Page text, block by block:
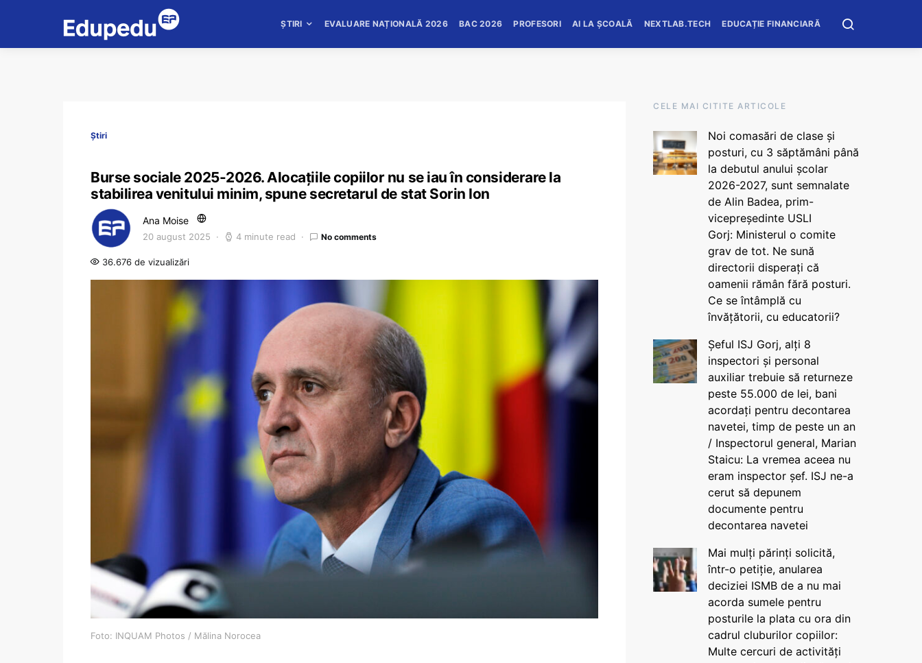
ȘTIRI EVALUARE NAȚIONALĂ 2026 BAC 2026 PROFESORI AI LA ȘCOALĂ NEXTLAB.TECH EDUCAȚIE FINANCIARĂ
Știri
Burse sociale 2025-2026. Alocațiile copiilor nu se iau în considerare la
stabilirea venitului minim, spune secretarul de stat Sorin Ion
Ana Moise
20 august 2025 4 minute read No comments
36.676 de vizualizări
Foto: INQUAM Photos / Mălina Norocea
CELE MAI CITITE ARTICOLE
Noi comasări de clase și
posturi, cu 3 săptămâni până
la debutul anului școlar
2026-2027, sunt semnalate
de Alin Badea, prim-
vicepreședinte USLI
Gorj: Ministerul o comite
grav de tot. Ne sună
directorii disperați că
oamenii rămân fără posturi.
Ce se întâmplă cu
învățătorii, cu educatorii?
Șeful ISJ Gorj, alți 8
inspectori și personal
auxiliar trebuie să returneze
peste 55.000 de lei, bani
acordați pentru decontarea
navetei, timp de peste un an
/ Inspectorul general, Marian
Staicu: La vremea aceea nu
eram inspector șef. ISJ ne-a
cerut să depunem
documente pentru
decontarea navetei
Mai mulți părinți solicită,
într-o petiție, anularea
deciziei ISMB de a nu mai
acorda sumele pentru
posturile la plata cu ora din
cadrul cluburilor copiilor:
Multe cercuri de activități